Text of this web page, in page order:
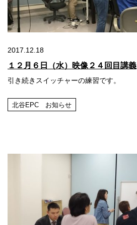
2017.12.18
１２月６日（水）映像２４回目講義
引き続きスイッチャーの練習です。
北谷EPC お知らせ